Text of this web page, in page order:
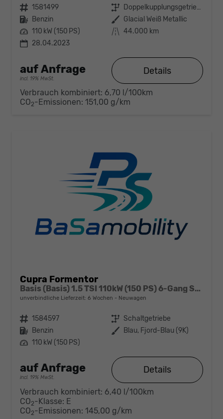
Fahrzeugnr. 1581499 Getriebe
Doppelkupplungsgetriebe (DSG)
Kraftstoff Benzin Außenfarbe Glacial Weiß Metallic
Leistung 110 kW (150 PS) Kilometerstand 44.000 km
28.04.2023
auf Anfrage
incl. 19% MwSt.
Details
Verbrauch kombiniert: 6,70 l/100km
CO2-Emissionen: 151,00 g/km
Cupra Formentor
Basis (Basis) 1.5 TSI 110kW (150 PS) 6-Gang Schaltgetriebe
unverbindliche Lieferzeit: 6 Wochen Neuwagen
Fahrzeugnr. 1584597 Getriebe Schaltgetriebe
Kraftstoff Benzin Außenfarbe Blau, Fjord-Blau (9K)
Leistung 110 kW (150 PS)
auf Anfrage
incl. 19% MwSt.
Details
Verbrauch kombiniert: 6,40 l/100km
CO2-Klasse: E
CO2-Emissionen: 145,00 g/km